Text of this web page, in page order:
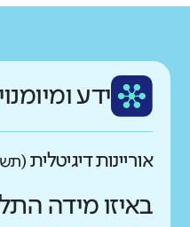
רקע חברתי כלכלי
ממוצע תלמידים בכיתה
נמוך ידע
אוריינות דיגיטלית
באיזו מידה